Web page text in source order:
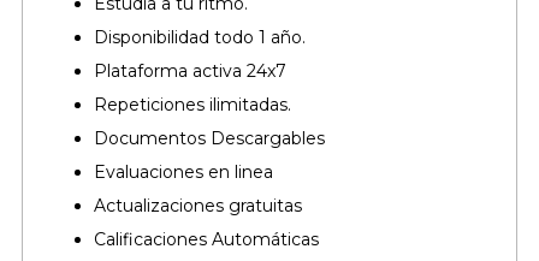
Disponibilidad todo 1 año.
Plataforma activa 24x7
Repeticiones ilimitadas.
Documentos Descargables
Evaluaciones en linea
Actualizaciones gratuitas
Calificaciones Automáticas